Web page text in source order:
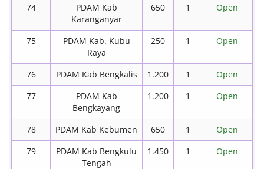
74
PDAM Kab
Karanganyar
650 1 Open
75
PDAM Kab. Kubu
Raya
250 1 Open
76 PDAM Kab Bengkalis 1.200 1
Open
77
PDAM Kab
Bengkayang
1.200 1 Open
78 PDAM Kab Kebumen 650 1
Open
79
PDAM Kab Bengkulu
Tengah
1.450 1 Open